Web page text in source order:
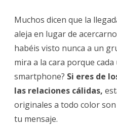
Muchos dicen que la
aleja en lugar de
habéis visto nunca a un
mira a la cara porque
smartphone? Si eres de
las relaciones cálidas,
originales a todo color
tu mensaje.